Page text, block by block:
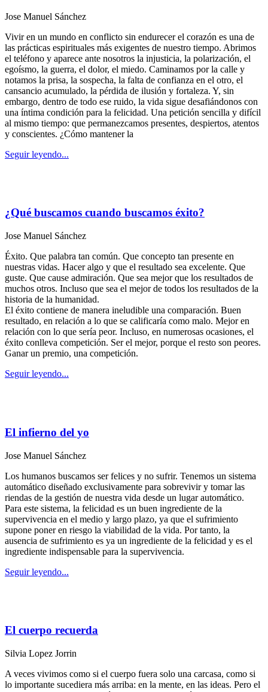
Jose Manuel Sánchez
Vivir en un mundo en conflicto sin endurecer el corazón es una de
las prácticas espirituales más exigentes de nuestro tiempo. Abrimos
el teléfono y aparece ante nosotros la injusticia, la polarización, el
egoísmo, la guerra, el dolor, el miedo. Caminamos por la calle y
notamos la prisa, la sospecha, la falta de confianza en el otro, el
cansancio acumulado, la pérdida de ilusión y fortaleza. Y, sin
embargo, dentro de todo ese ruido, la vida sigue desafiándonos con
una íntima condición para la felicidad. Una petición sencilla y difícil
al mismo tiempo: que permanezcamos presentes, despiertos, atentos
y conscientes. ¿Cómo mantener la
Seguir leyendo...
¿Qué buscamos cuando buscamos éxito?
Jose Manuel Sánchez
Éxito. Que palabra tan común. Que concepto tan presente en
nuestras vidas. Hacer algo y que el resultado sea excelente. Que
guste. Que cause admiración. Que sea mejor que los resultados de
muchos otros. Incluso que sea el mejor de todos los resultados de la
historia de la humanidad.
El éxito contiene de manera ineludible una comparación. Buen
resultado, en relación a lo que se calificaría como malo. Mejor en
relación con lo que sería peor. Incluso, en numerosas ocasiones, el
éxito conlleva competición. Ser el mejor, porque el resto son peores.
Ganar un premio, una competición.
Seguir leyendo...
El infierno del yo
Jose Manuel Sánchez
Los humanos buscamos ser felices y no sufrir. Tenemos un sistema
automático diseñado exclusivamente para sobrevivir y tomar las
riendas de la gestión de nuestra vida desde un lugar automático.
Para este sistema, la felicidad es un buen ingrediente de la
supervivencia en el medio y largo plazo, ya que el sufrimiento
supone poner en riesgo la viabilidad de la vida. Por tanto, la
ausencia de sufrimiento es ya un ingrediente de la felicidad y es el
ingrediente indispensable para la supervivencia.
Seguir leyendo...
El cuerpo recuerda
Silvia Lopez Jorrin
A veces vivimos como si el cuerpo fuera solo una carcasa, como si
lo importante sucediera más arriba: en la mente, en las ideas. Pero el